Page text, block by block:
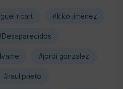
ricart #kiko jimenez
#jordi gonzalez
#raul prieto